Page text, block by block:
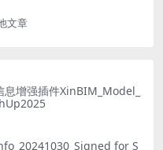
文章
增强插件XinBIM_Model_
for S